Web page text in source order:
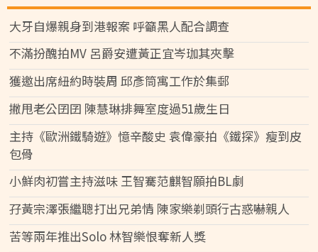
大牙自爆親身到港報案 呼籲黑人配合調查
不滿扮醜拍MV 呂爵安遭黃正宜岑珈其夾擊
獲邀出席紐約時裝周 邱彥筒寓工作於集郵
撇甩老公囝囝 陳慧琳排舞室度過51歲生日
主持《歐洲鐵騎遊》憶辛酸史 袁偉豪拍《鐵探》瘦到皮
包骨
小鮮肉初嘗主持滋味 王智騫范麒智願拍BL劇
孖黃宗澤張繼聰打出兄弟情 陳家樂剃頭行古惑嚇親人
苦等兩年推出Solo 林智樂恨奪新人獎